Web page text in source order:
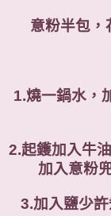
意粉半包，
1.燒一鍋水，
2.起鑊加入牛
加入意粉
3.加入鹽少